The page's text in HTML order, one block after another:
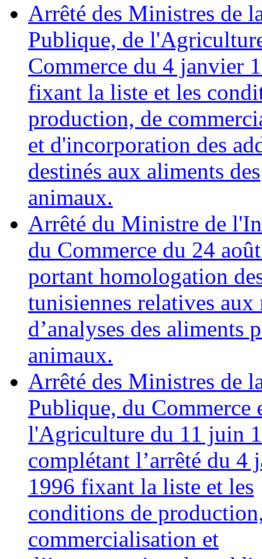
Arrêté des Ministres de
Publique, de
Commerce du 4 janvier
fixant la liste et les
production, de
et d'incorporation des
destinés aux aliments des
animaux.
Arrêté du Ministre de
du Commerce du 24
portant homologation
tunisiennes relatives aux
d’analyses des aliments
animaux.
Arrêté des Ministres de
Publique, du Commerce
l'Agriculture du 11 juin
complétant l’arrêté du 4
1996 fixant la liste et les
conditions de
commercialisation et